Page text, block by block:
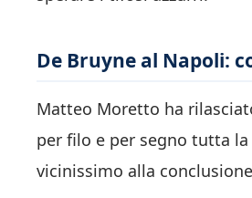
De Bruyne al Napoli:
Matteo Moretto ha
per filo e per segno tutta
vicinissimo alla